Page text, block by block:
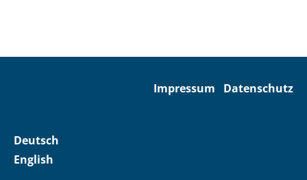
Impressum Datenschutz
Deutsch
English